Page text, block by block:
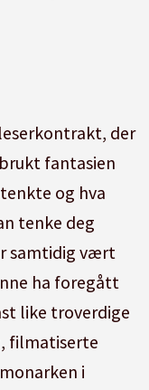
der
fantasien
og hva
tenke deg
samtidig vært
ha foregått
like troverdige
filmatiserte
i